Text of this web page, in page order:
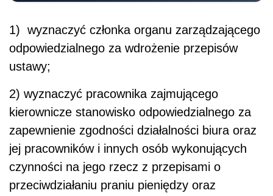
1) wyznaczyć członka organu zarządzającego
odpowiedzialnego za wdrożenie przepisów
ustawy;
2) wyznaczyć pracownika zajmującego
kierownicze stanowisko odpowiedzialnego za
zapewnienie zgodności działalności biura oraz
jej pracowników i innych osób wykonujących
czynności na jego rzecz z przepisami o
przeciwdziałaniu praniu pieniędzy oraz